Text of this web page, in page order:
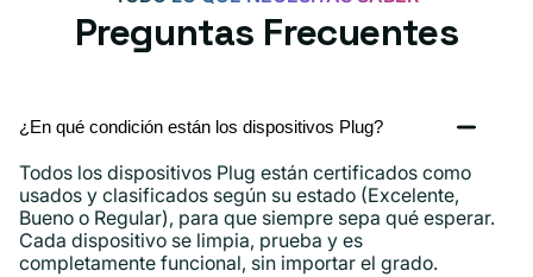
iPhone
15,
Preguntas Frecuentes
¿En qué condición están los dispositivos Plug?
Todos los dispositivos Plug están certificados como
usados ​​y clasificados según su estado (Excelente,
Bueno o Regular), para que siempre sepa qué esperar.
Cada dispositivo se limpia, prueba y es
completamente funcional, sin importar el grado.